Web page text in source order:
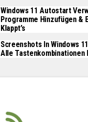
Windows 11 Autostart
Programme Hinzufügen &
Klappt’s
Screenshots In Windows
Alle Tastenkombinationen